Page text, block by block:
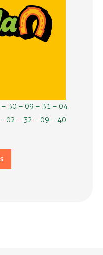
30 – 09 – 31 – 04
02 – 32 – 09 – 40